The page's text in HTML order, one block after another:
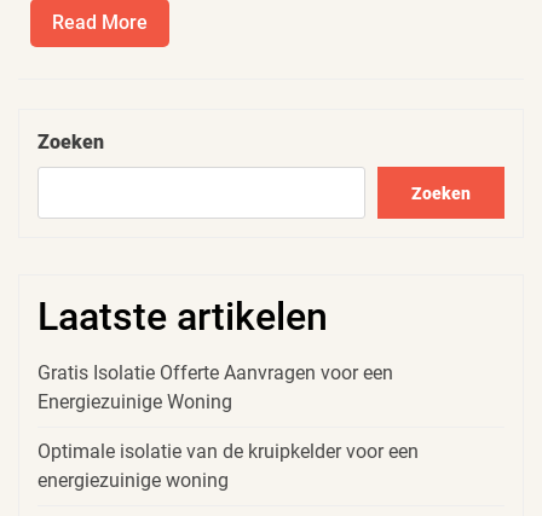
Read More
More
Zoeken
Zoeken
Laatste artikelen
Gratis Isolatie Offerte Aanvragen voor een
Energiezuinige Woning
Optimale isolatie van de kruipkelder voor een
energiezuinige woning